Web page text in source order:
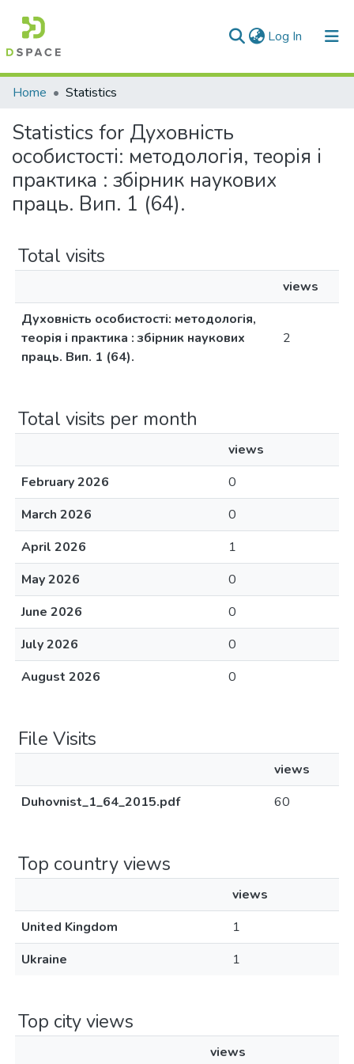
Log In (current)
Communities & Collections
All of DSpace
Home Statistics
Statistics for Духовність
особистості: методологія, теорія і
практика : збірник наукових
праць. Вип. 1 (64).
Total visits
views
Духовність особистості: методологія,
теорія і практика : збірник наукових
праць. Вип. 1 (64).
2
Total visits per month
views
February 2026
0
March 2026
0
April 2026
1
May 2026
0
June 2026
0
July 2026
0
August 2026
0
File Visits
views
Duhovnist_1_64_2015.pdf
60
Top country views
views
United Kingdom
1
Ukraine
1
Top city views
views